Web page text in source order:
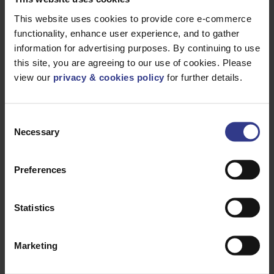
This website uses cookies to provide core e-commerce
functionality, enhance user experience, and to gather
information for advertising purposes. By continuing to use
this site, you are agreeing to our use of cookies. Please
view our privacy & cookies policy for further details.
Selection
Necessary
Preferences
Statistics
Marketing
Veuillez sélectionner un produit ci-dessous et cliquer sur le
bouton « Ajouter au devis » pour obtenir un devis.
CODE
AJOUTER AU
AJOUTER AU